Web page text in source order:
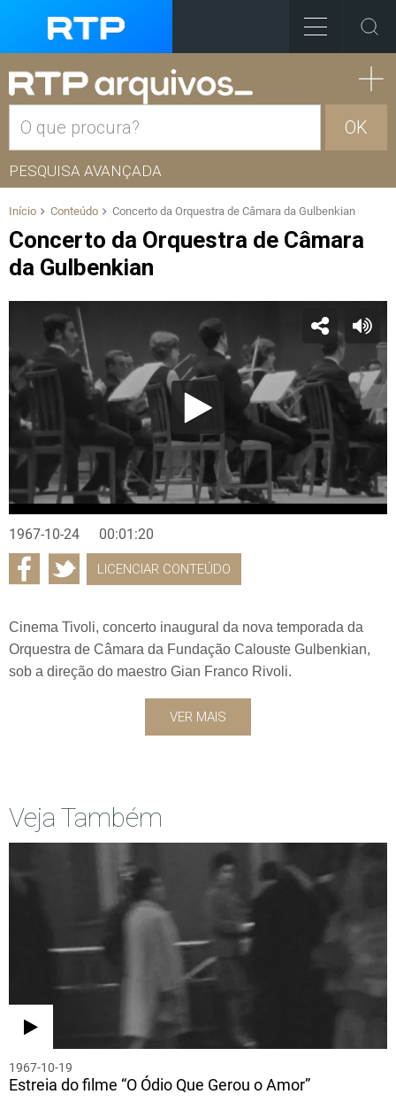
OK
PESQUISA AVANÇADA
Início Conteúdo Concerto da Orquestra de Câmara da Gulbenkian
Concerto da Orquestra de Câmara
da Gulbenkian
1967-10-24 00:01:20
LICENCIAR CONTEÚDO
Cinema Tivoli, concerto inaugural da nova temporada da
Orquestra de Câmara da Fundação Calouste Gulbenkian,
sob a direção do maestro Gian Franco Rivoli.
VER MAIS
Veja Também
1967-10-19
Estreia do filme “O Ódio Que Gerou o Amor”